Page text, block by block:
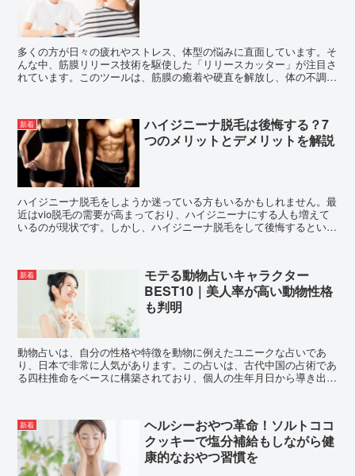
多くの方が日々の疲れやストレス、体型の悩みに直面しています。そ
んな中、筋膜リリース技術を駆使した「リリースカッター」が注目さ
れています。このツールは、筋膜の癒着や硬直を解放し、体の不調を
新着
ハイジニーナ脱毛は後悔する？7
つのメリットとデメリットを解説
ハイジニーナ脱毛をしようか迷っている方もいるかもしれません。最
近はvio脱毛の需要が高まっており、ハイジニーナにする人も増えて
いるのが現状です。しかし、ハイジニーナ脱毛をして後悔するという
新着
モテる動物占いキャラクター
BEST10｜美人率が高い動物性格
も判明
動物占いは、自分の性格や特徴を動物に例えたユニークな占いであ
り、日本で非常に人気があります。この占いは、古代中国の占術であ
る四柱推命をベースに構築されており、個人の生年月日から導き出さ
新着
ヘルシーおやつ革命！ソルトココ
クッキーで塩分補給もしながら健
康的なおやつ習慣を